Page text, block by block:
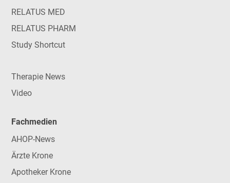
RELATUS MED
RELATUS PHARM
Study Shortcut
Therapie News
Video
Fachmedien
AHOP-News
Ärzte Krone
Apotheker Krone